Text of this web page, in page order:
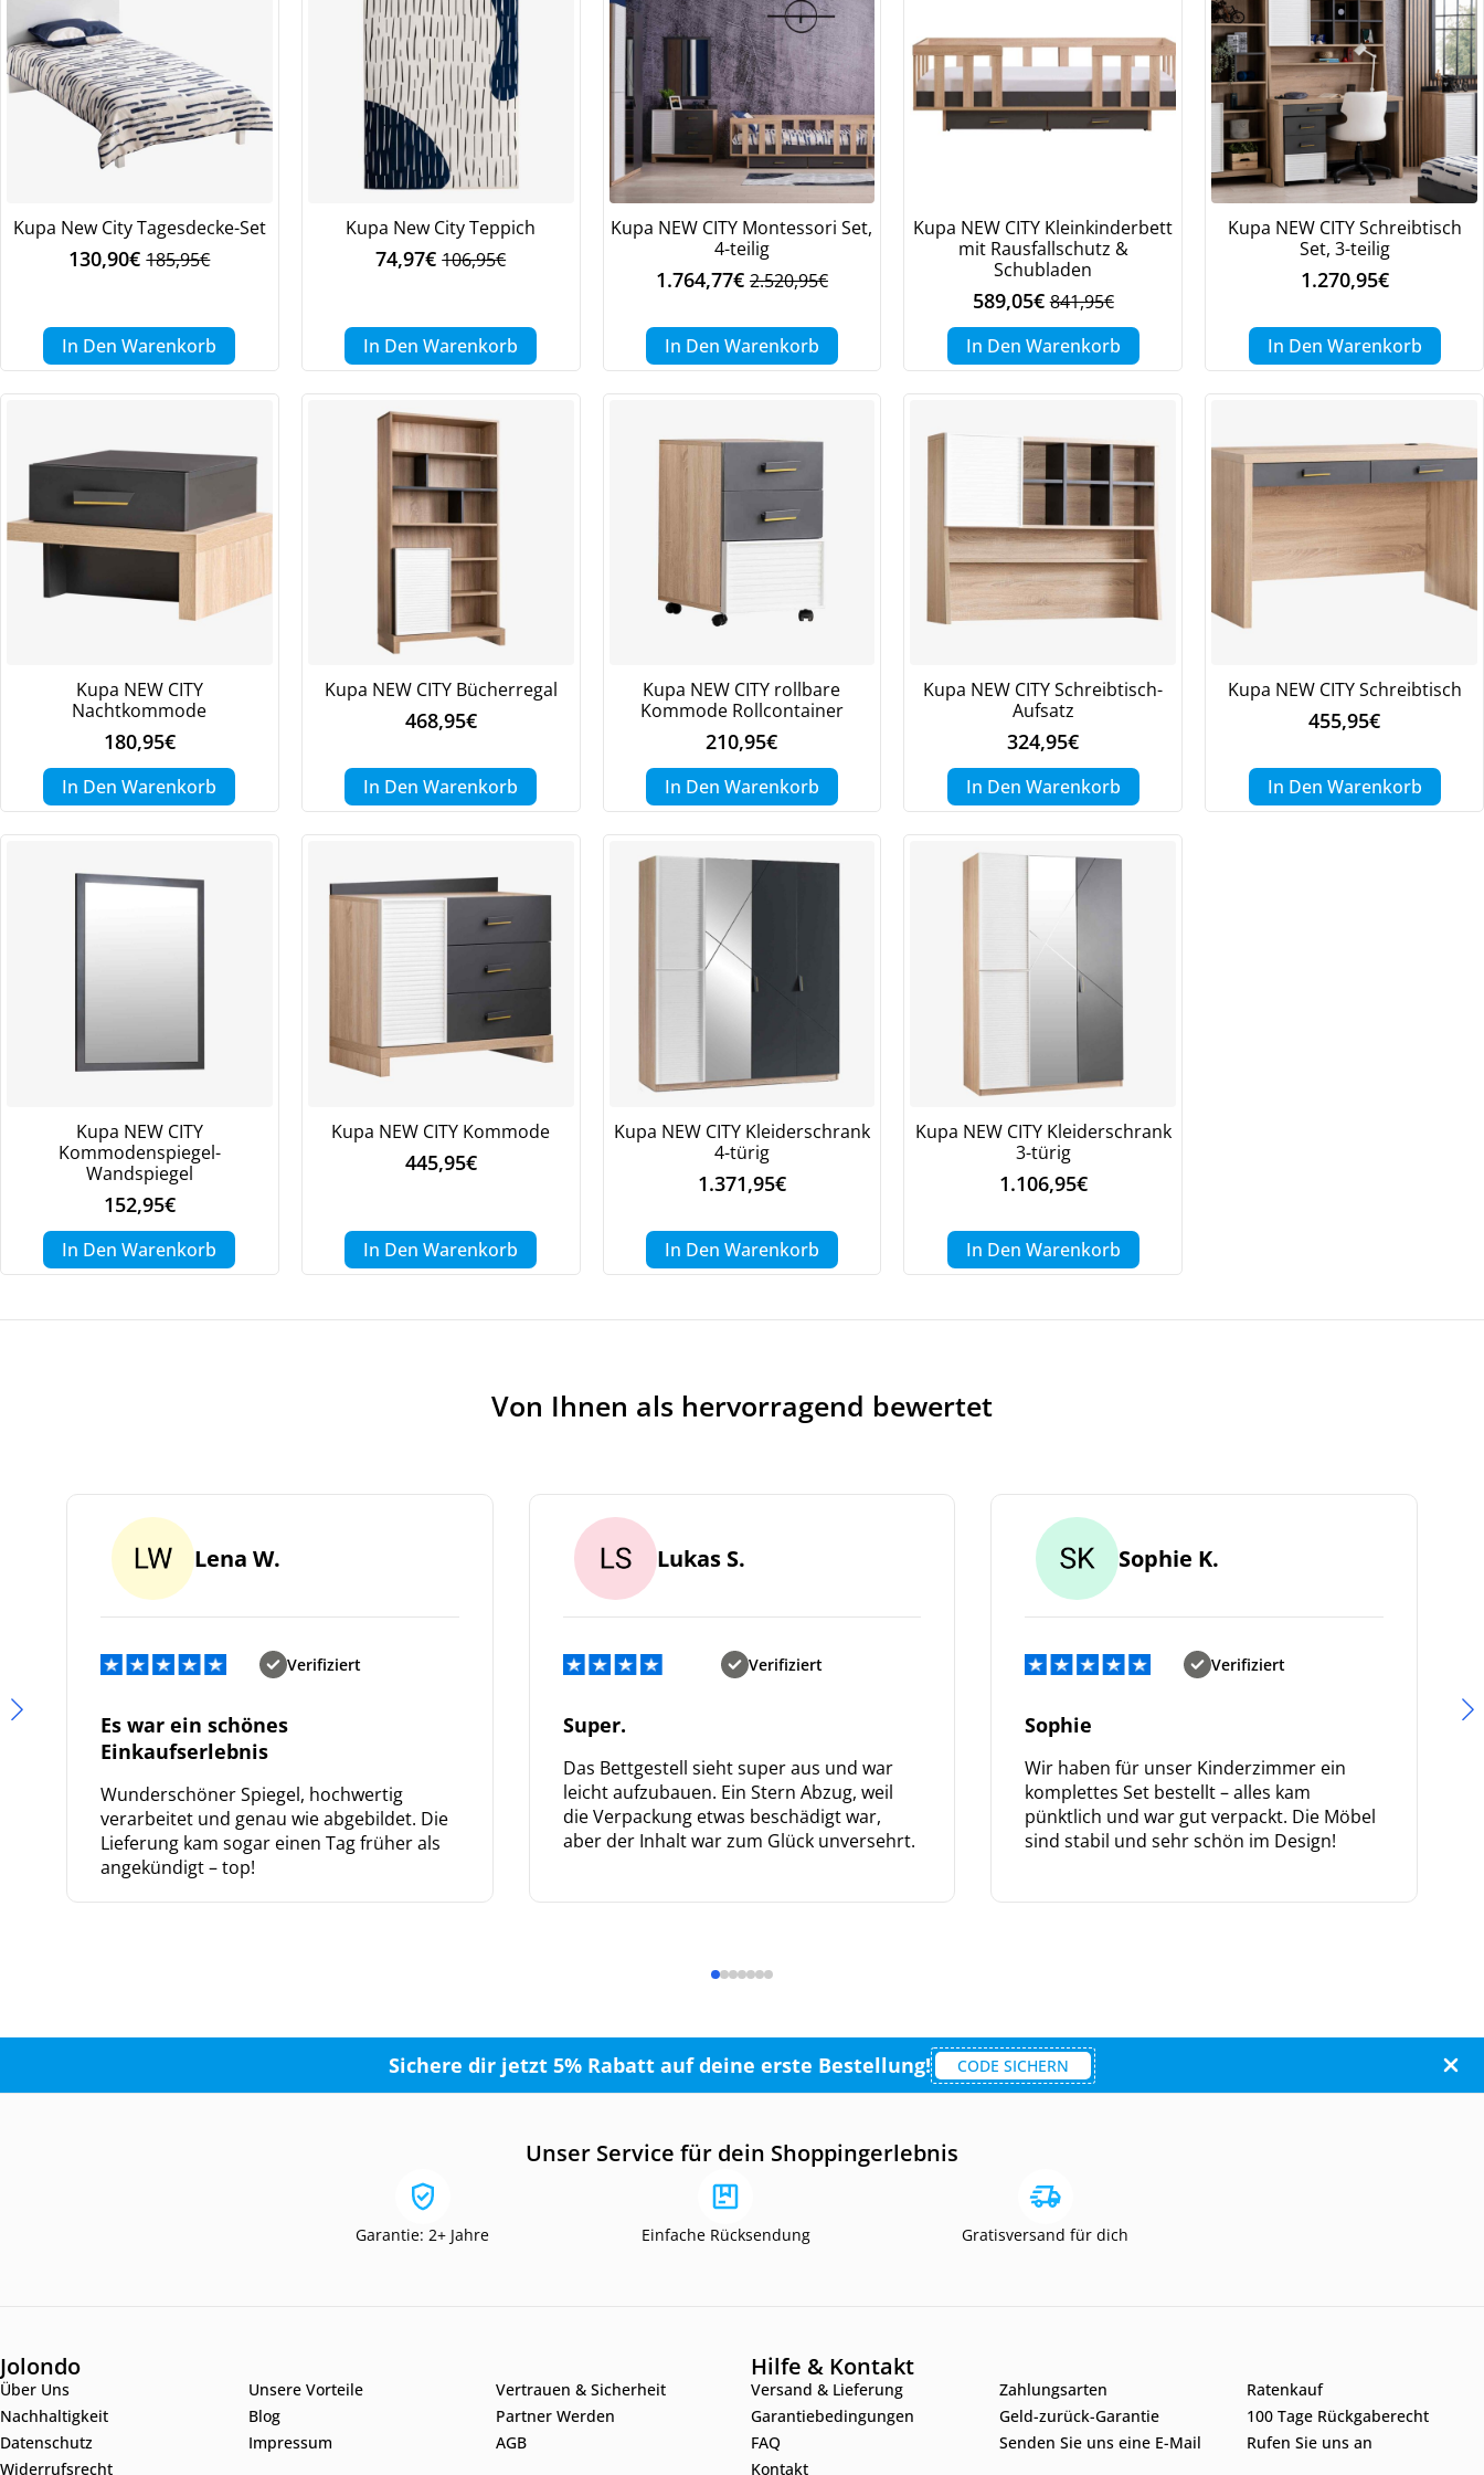
Kupa New City Tagesdecke-Set
185,95€
Ursprünglicher
185,95€
130,90€Aktueller
130,90€.
In Den Warenkorb
Kupa New City Teppich
106,95€
Ursprünglicher
106,95€
74,97€ Aktueller
74,97€.
In Den Warenkorb
Kupa NEW CITY Montessori Set,
4-teilig
2.520,95€
Ursprünglicher
war:
2.520,95€
1.764,77€Aktueller
ist:
1.764,77€.
In Den Warenkorb
Kupa NEW CITY Kleinkinderbett
mit Rausfallschutz &
Schubladen
841,95€
Ursprünglicher
Preis
war:
841,95€
589,05€Aktueller
Preis
ist:
589,05€.
In Den Warenkorb
Kupa NEW CITY Schreibtisch
Set, 3-teilig
1.270,95€
In Den Warenkorb
Kupa NEW CITY
Nachtkommode
180,95€
In Den Warenkorb
Kupa NEW CITY Bücherregal
468,95€
In Den Warenkorb
Kupa NEW CITY rollbare
Kommode Rollcontainer
210,95€
In Den Warenkorb
Kupa NEW CITY Schreibtisch-
Aufsatz
324,95€
In Den Warenkorb
Kupa NEW CITY Schreibtisch
455,95€
In Den Warenkorb
Kupa NEW CITY
Kommodenspiegel-
Wandspiegel
152,95€
In Den Warenkorb
Kupa NEW CITY Kommode
445,95€
In Den Warenkorb
Kupa NEW CITY Kleiderschrank
4-türig
1.371,95€
In Den Warenkorb
Kupa NEW CITY Kleiderschrank
3-türig
1.106,95€
In Den Warenkorb
Von Ihnen als hervorragend bewertet
Lena W.
Verifiziert
Es war ein schönes
Einkaufserlebnis
Wunderschöner Spiegel, hochwertig
verarbeitet und genau wie abgebildet. Die
Lieferung kam sogar einen Tag früher als
angekündigt – top!
Lukas S.
Verifiziert
Super.
Das Bettgestell sieht super aus und war
leicht aufzubauen. Ein Stern Abzug, weil
die Verpackung etwas beschädigt war,
aber der Inhalt war zum Glück unversehrt.
Sophie K.
Verifiziert
Sophie
Wir haben für unser Kinderzimmer ein
komplettes Set bestellt – alles kam
pünktlich und war gut verpackt. Die Möbel
sind stabil und sehr schön im Design!
Sichere dir jetzt 5% Rabatt auf deine erste Bestellung! CODE SICHERN
Unser Service für dein Shoppingerlebnis
Garantie: 2+ Jahre Einfache Rücksendung Gratisversand für dich
Jolondo
Über Uns Unsere Vorteile
Vertrauen & Sicherheit
Nachhaltigkeit
Blog
Partner Werden
Datenschutz
Impressum
AGB
Widerrufsrecht
Hilfe & Kontakt
Versand & Lieferung Zahlungsarten
Ratenkauf
Garantiebedingungen
Geld-zurück-Garantie
100 Tage Rückgaberecht
FAQ
Senden Sie uns eine E-Mail
Rufen Sie uns an
Kontakt
Jetzt5% Rabatt
auf Ihre erste Bestellung sichern!
Meinen Code senden
Bleiben Sie auf dem Laufenden über Neuigkeiten und Angebote.
Weitere Informationen darüber, wie wir Ihre Daten für Marketingkommunikation
verarbeiten. Lesen Sie unsere